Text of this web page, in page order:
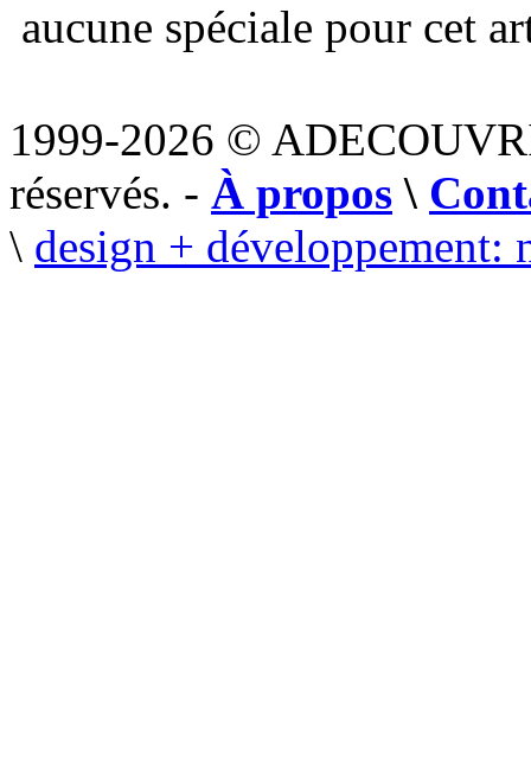
aucune spéciale pour cet
1999-2026 ©
réservés. - À propos \
\ design + développement: